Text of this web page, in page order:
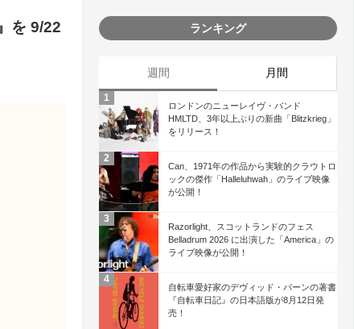
を 9/22
ランキング
週間 月間
ロンドンのニューレイヴ・バンド
HMLTD、3年以上ぶりの新曲「Blitzkrieg」
をリリース！
Can、1971年の作品から実験的クラウトロ
ックの傑作「Halleluhwah」のライブ映像
が公開！
Razorlight、スコットランドのフェス
Belladrum 2026 に出演した「America」の
ライブ映像が公開！
自転車愛好家のデヴィッド・バーンの著書
『自転車日記』の日本語版が8月12日発
売！